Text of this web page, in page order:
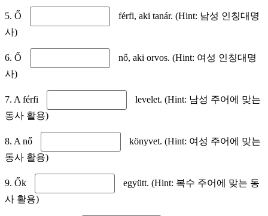
5. Ő
férfi, aki tanár. (Hint: 남성 인칭대명
사)
6. Ő
nő, aki orvos. (Hint: 여성 인칭대명
사)
7. A férfi
levelet. (Hint: 남성 주어에 맞는
동사 활용)
8. A nő
könyvet. (Hint: 여성 주어에 맞는
동사 활용)
9. Ők
együtt. (Hint: 복수 주어에 맞는 동
사 활용)